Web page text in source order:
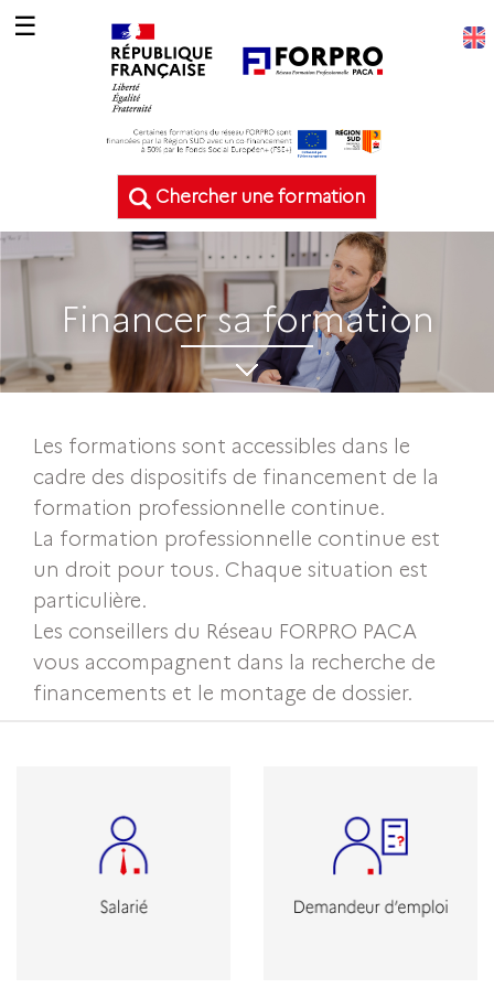
☰
Chercher une formation
Financer sa formation
Les formations sont accessibles dans le
cadre des dispositifs de financement de la
formation professionnelle continue.
La formation professionnelle continue est
un droit pour tous. Chaque situation est
particulière.
Les conseillers du Réseau FORPRO PACA
vous accompagnent dans la recherche de
financements et le montage de dossier.